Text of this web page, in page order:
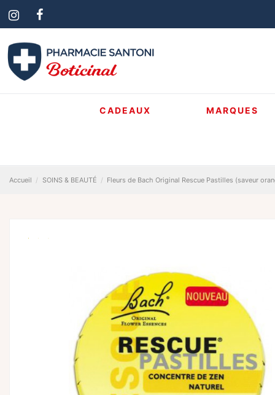
CADEAUX MARQUES
Accueil SOINS & BEAUTÉ Fleurs de Bach Original Rescue Pastilles (saveur